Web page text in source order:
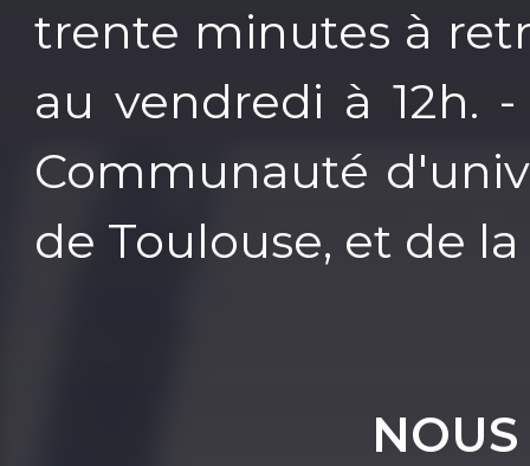
trente minutes à
au vendredi à 12h.
Communauté
de Toulouse, et de